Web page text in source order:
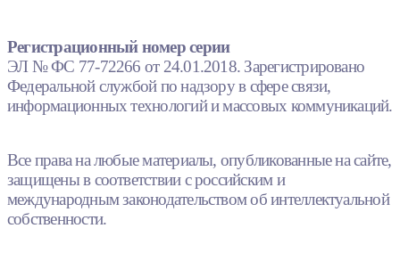
Регистрационный номер серии
ЭЛ № ФС 77-72266 от 24.01.2018. Зарегистрировано
Федеральной службой по надзору в сфере связи,
информационных технологий и массовых коммуникаций.
Все права на любые материалы, опубликованные на сайте,
защищены в соответствии с российским и
международным законодательством об интеллектуальной
собственности.